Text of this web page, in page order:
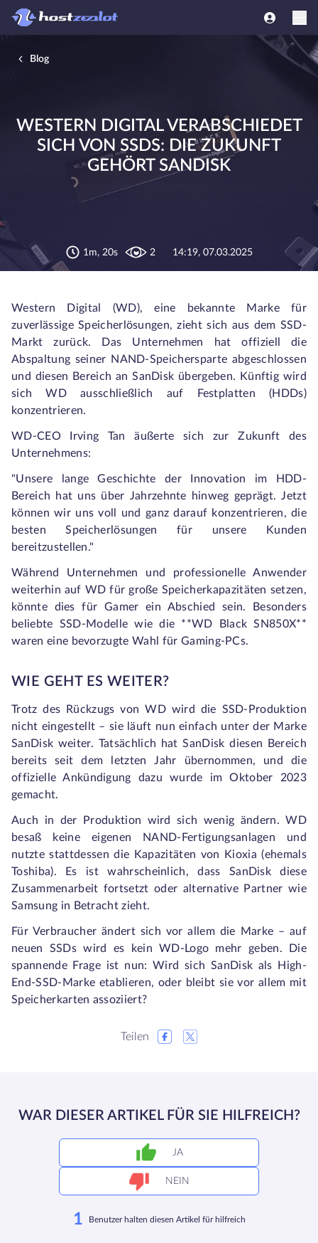
Blog
WESTERN DIGITAL VERABSCHIEDET
SICH VON SSDS: DIE ZUKUNFT
GEHÖRT SANDISK
1m, 20s 2 14:19, 07.03.2025
Western Digital (WD), eine bekannte Marke für
zuverlässige Speicherlösungen, zieht sich aus dem SSD-
Markt zurück. Das Unternehmen hat offiziell die
Abspaltung seiner NAND-Speichersparte abgeschlossen
und diesen Bereich an SanDisk übergeben. Künftig wird
sich WD ausschließlich auf Festplatten (HDDs)
konzentrieren.
WD-CEO Irving Tan äußerte sich zur Zukunft des
Unternehmens:
"Unsere lange Geschichte der Innovation im HDD-
Bereich hat uns über Jahrzehnte hinweg geprägt. Jetzt
können wir uns voll und ganz darauf konzentrieren, die
besten Speicherlösungen für unsere Kunden
bereitzustellen."
Während Unternehmen und professionelle Anwender
weiterhin auf WD für große Speicherkapazitäten setzen,
könnte dies für Gamer ein Abschied sein. Besonders
beliebte SSD-Modelle wie die **WD Black SN850X**
waren eine bevorzugte Wahl für Gaming-PCs.
WIE GEHT ES WEITER?
Trotz des Rückzugs von WD wird die SSD-Produktion
nicht eingestellt – sie läuft nun einfach unter der Marke
SanDisk weiter. Tatsächlich hat SanDisk diesen Bereich
bereits seit dem letzten Jahr übernommen, und die
offizielle Ankündigung dazu wurde im Oktober 2023
gemacht.
Auch in der Produktion wird sich wenig ändern. WD
besaß keine eigenen NAND-Fertigungsanlagen und
nutzte stattdessen die Kapazitäten von Kioxia (ehemals
Toshiba). Es ist wahrscheinlich, dass SanDisk diese
Zusammenarbeit fortsetzt oder alternative Partner wie
Samsung in Betracht zieht.
Für Verbraucher ändert sich vor allem die Marke – auf
neuen SSDs wird es kein WD-Logo mehr geben. Die
spannende Frage ist nun: Wird sich SanDisk als High-
End-SSD-Marke etablieren, oder bleibt sie vor allem mit
Speicherkarten assoziiert?
Teilen
WAR DIESER ARTIKEL FÜR SIE HILFREICH?
JA
NEIN
1 Benutzer halten diesen Artikel für hilfreich